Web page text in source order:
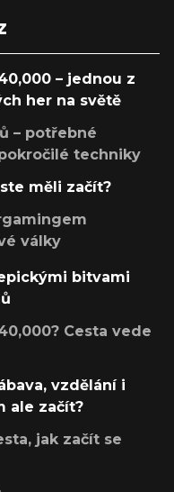
– jednou z
her na světě
– potřebné
techniky
měli začít?
války
bitvami
Cesta vede
vzdělání i
ale začít?
jak začít se